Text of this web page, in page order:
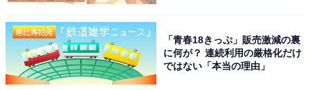
「青春18きっぷ」販売激減の裏
に何が？ 連続利用の厳格化だけ
ではない「本当の理由」